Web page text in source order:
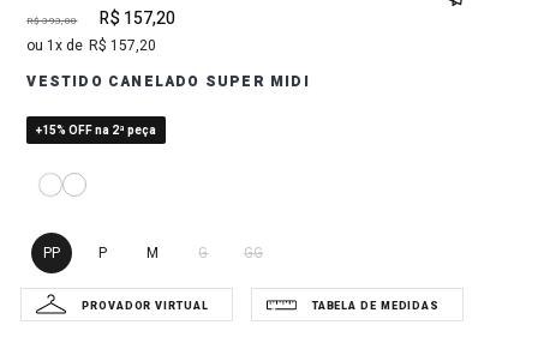
R$ 393,00 R$ 157,20
1 R$ 157,20
VESTIDO CANELADO SUPER MIDI
+15% OFF na 2ª peça
PP P M G GG